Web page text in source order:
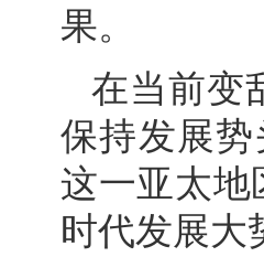
果。
在当前变
保持发展
这一亚太地
时代发展大